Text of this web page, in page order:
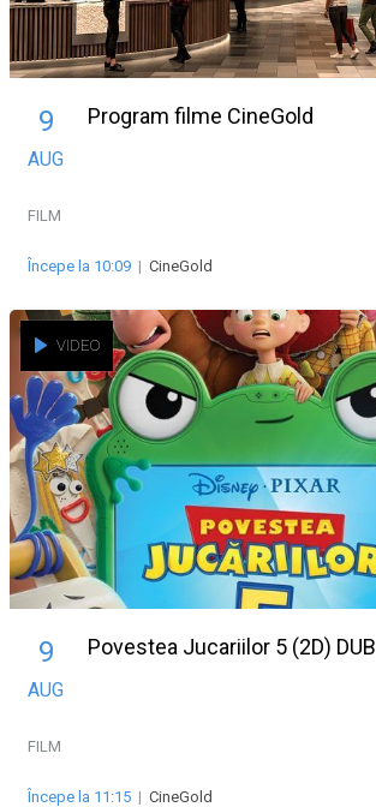
9
AUG
Program filme CineGold
FILM
Începe la 10:09 | CineGold
VIDEO
9
AUG
Povestea Jucariilor 5 (2D) DUB
FILM
Începe la 11:15 | CineGold